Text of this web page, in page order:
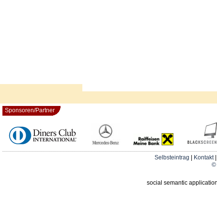
Sponsoren/Partner
Selbsteintrag Kontakt
©
social semantic